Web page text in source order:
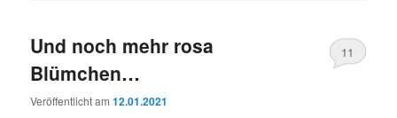
Und noch mehr rosa
Blümchen…
Veröffentlicht am12.01.2021
11